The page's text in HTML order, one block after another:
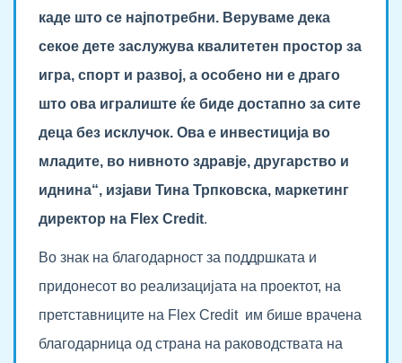
каде што се најпотребни. Веруваме дека
секое дете заслужува квалитетен простор за
игра, спорт и развој, а особено ни е драго
што ова игралиште ќе биде достапно за сите
деца без исклучок. Ова е инвестиција во
младите, во нивното здравје, другарство и
иднина“, изјави Тина Трпковска, маркетинг
директор на Flex Credit.
Во знак на благодарност за поддршката и
придонесот во реализацијата на проектот, на
претставниците на Flex Credit им бише врачена
благодарница од страна на раководствата на